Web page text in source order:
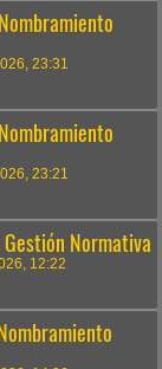
23:31
23:21
Normativa
12:22